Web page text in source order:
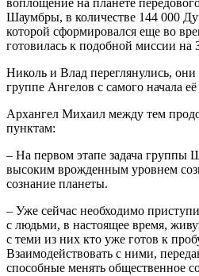
воплощение на планете
Шаумбры, в количестве 144 000
которой сформировался еще во
готовилась к подобной миссии на
Николь и Влад переглянулись,
группе Ангелов с самого начала
Архангел Михаил между тем
пунктам:
– На первом этапе задача группы
высоким врожденным уровнем
сознание планеты.
– Уже сейчас необходимо
с людьми, в настоящее время,
с теми из них кто уже готов к
Взаимодействовать с ними,
способные менять общественное